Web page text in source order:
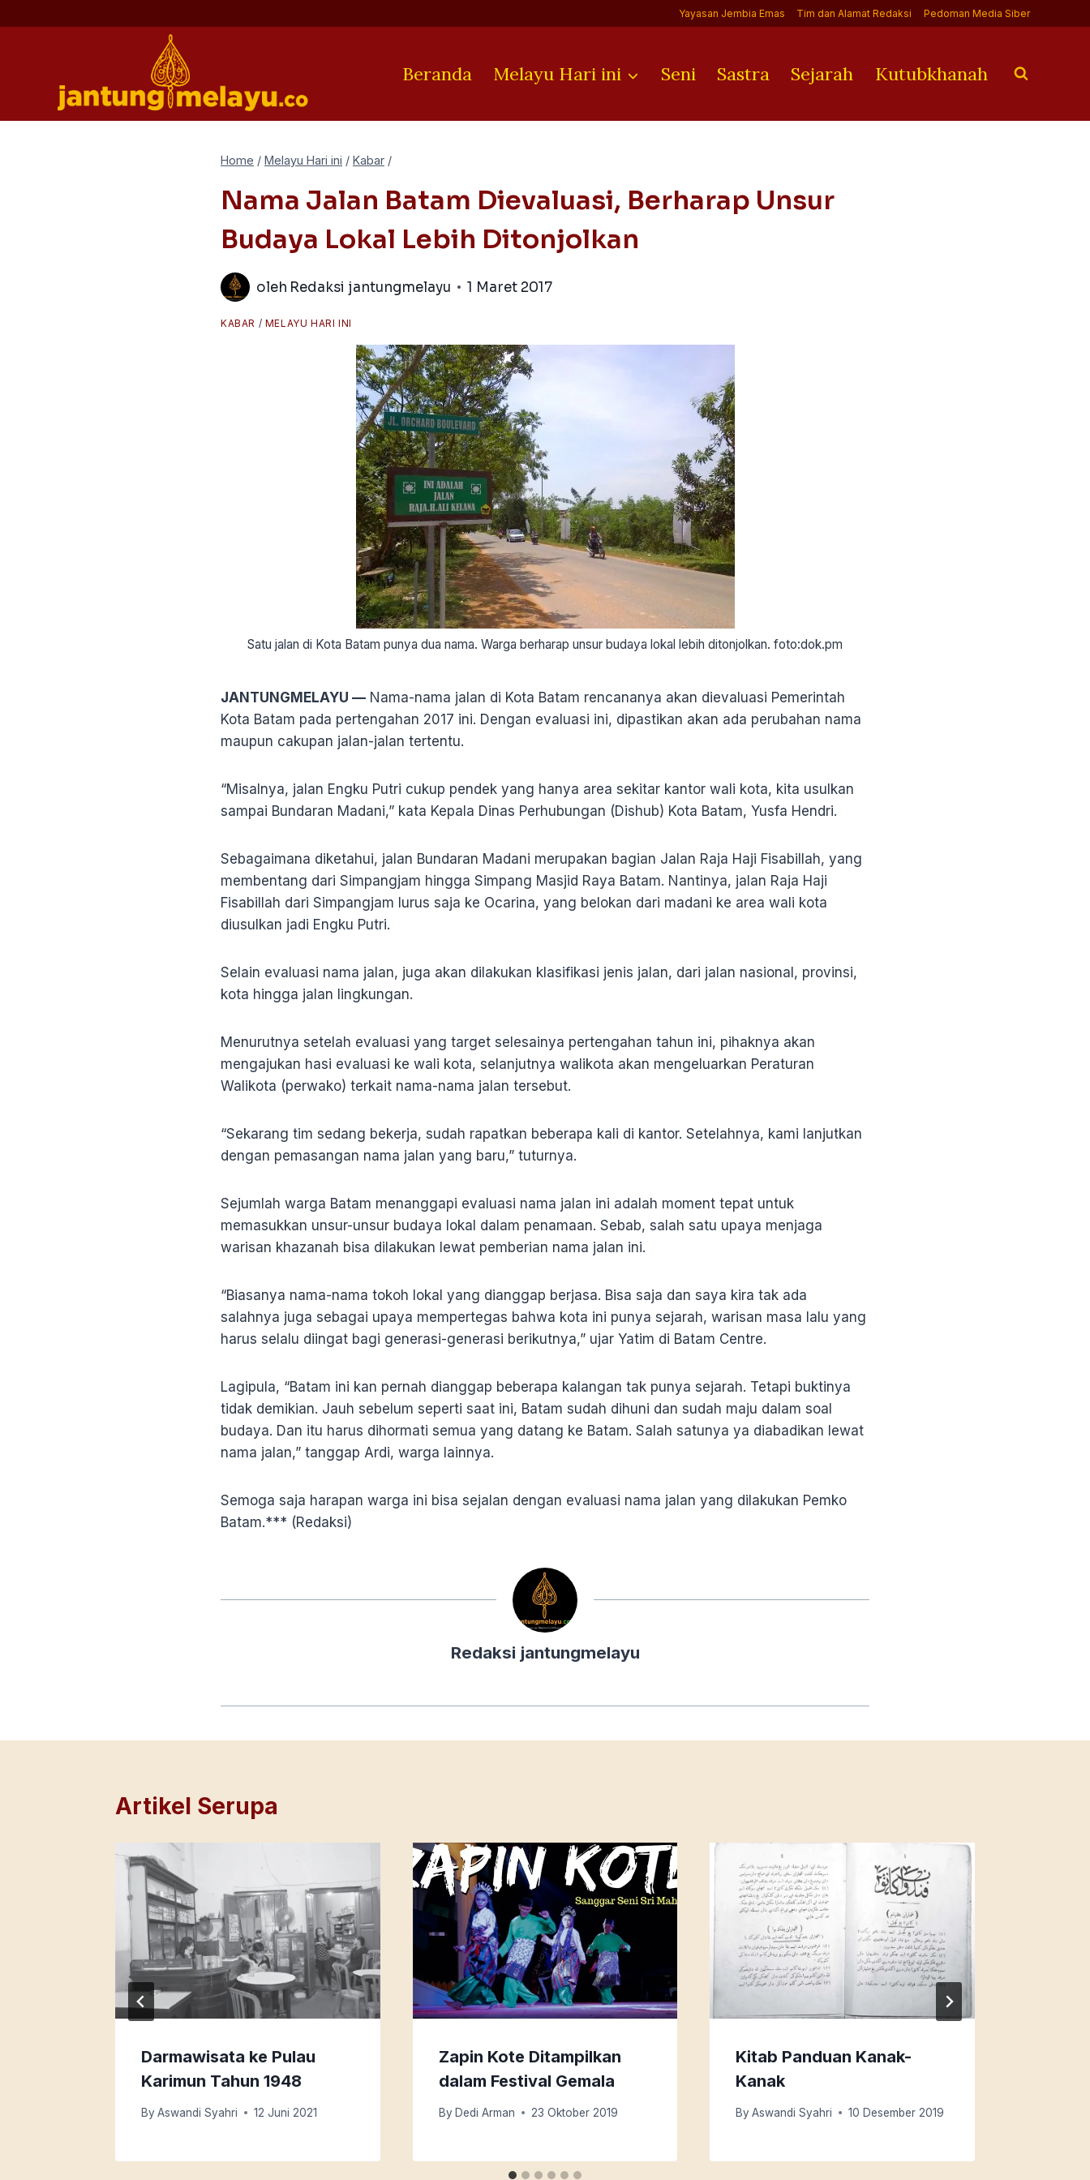
to
Yayasan Jembia Emas Tim dan Alamat Redaksi Pedoman Media Siber
Beranda Melayu Hari ini Seni Sastra Sejarah Kutubkhanah
Home / Melayu Hari ini / Kabar /
Nama Jalan Batam Dievaluasi, Berharap Unsur
Budaya Lokal Lebih Ditonjolkan
oleh Redaksi jantungmelayu 1 Maret 2017
KABAR / MELAYU HARI INI
Satu jalan di Kota Batam punya dua nama. Warga berharap unsur budaya lokal lebih ditonjolkan. foto:dok.pm
JANTUNGMELAYU — Nama-nama jalan di Kota Batam rencananya akan dievaluasi Pemerintah
Kota Batam pada pertengahan 2017 ini. Dengan evaluasi ini, dipastikan akan ada perubahan nama
maupun cakupan jalan-jalan tertentu.
“Misalnya, jalan Engku Putri cukup pendek yang hanya area sekitar kantor wali kota, kita usulkan
sampai Bundaran Madani,” kata Kepala Dinas Perhubungan (Dishub) Kota Batam, Yusfa Hendri.
Sebagaimana diketahui, jalan Bundaran Madani merupakan bagian Jalan Raja Haji Fisabillah, yang
membentang dari Simpangjam hingga Simpang Masjid Raya Batam. Nantinya, jalan Raja Haji
Fisabillah dari Simpangjam lurus saja ke Ocarina, yang belokan dari madani ke area wali kota
diusulkan jadi Engku Putri.
Selain evaluasi nama jalan, juga akan dilakukan klasifikasi jenis jalan, dari jalan nasional, provinsi,
kota hingga jalan lingkungan.
Menurutnya setelah evaluasi yang target selesainya pertengahan tahun ini, pihaknya akan
mengajukan hasi evaluasi ke wali kota, selanjutnya walikota akan mengeluarkan Peraturan
Walikota (perwako) terkait nama-nama jalan tersebut.
“Sekarang tim sedang bekerja, sudah rapatkan beberapa kali di kantor. Setelahnya, kami lanjutkan
dengan pemasangan nama jalan yang baru,” tuturnya.
Sejumlah warga Batam menanggapi evaluasi nama jalan ini adalah moment tepat untuk
memasukkan unsur-unsur budaya lokal dalam penamaan. Sebab, salah satu upaya menjaga
warisan khazanah bisa dilakukan lewat pemberian nama jalan ini.
“Biasanya nama-nama tokoh lokal yang dianggap berjasa. Bisa saja dan saya kira tak ada
salahnya juga sebagai upaya mempertegas bahwa kota ini punya sejarah, warisan masa lalu yang
harus selalu diingat bagi generasi-generasi berikutnya,” ujar Yatim di Batam Centre.
Lagipula, “Batam ini kan pernah dianggap beberapa kalangan tak punya sejarah. Tetapi buktinya
tidak demikian. Jauh sebelum seperti saat ini, Batam sudah dihuni dan sudah maju dalam soal
budaya. Dan itu harus dihormati semua yang datang ke Batam. Salah satunya ya diabadikan lewat
nama jalan,” tanggap Ardi, warga lainnya.
Semoga saja harapan warga ini bisa sejalan dengan evaluasi nama jalan yang dilakukan Pemko
Batam.*** (Redaksi)
Redaksi jantungmelayu
Artikel Serupa
Darmawisata ke Pulau
Karimun Tahun 1948
ByAswandi Syahri 12 Juni 2021
Zapin Kote Ditampilkan
dalam Festival Gemala
By Dedi Arman 23 Oktober 2019
Kitab Panduan Kanak-
Kanak
By Aswandi Syahri 10 Desember 2019